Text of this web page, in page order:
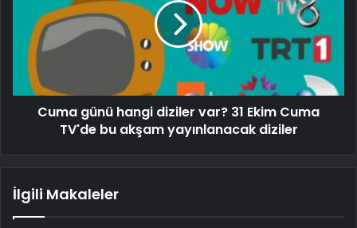
Cuma günü hangi diziler var? 31 Ekim Cuma
TV'de bu akşam yayınlanacak diziler
İlgili Makaleler